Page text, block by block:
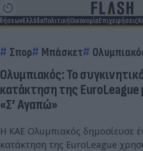
ΕλλάδαΠολιτικήΟικονομίαΕπιχειρήσεις
Σπορ Μπάσκετ
Ολυμπιακός: Το
κατάκτηση της EuroLeague
«Σ’ Αγαπώ»
Η ΚΑΕ Ολυμπιακός δημοσίευσε
κατάκτηση της EuroLeague